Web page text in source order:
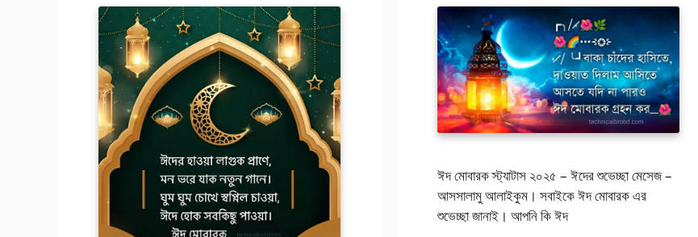
ঈদ মোবারক স্ট্যাটাস ২০২৫ – ঈদের শুভেচ্ছা মেসেজ –
আসসালামু আলাইকুম। সবাইকে ঈদ মোবারক এর
শুভেচ্ছা জানাই। আপনি কি ঈদ